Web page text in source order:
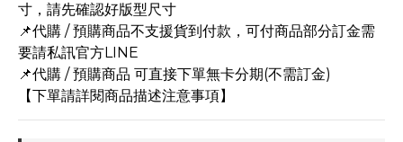
寸，請先確認好版型尺寸
📌代購 / 預購商品不支援貨到付款，可付商品部分訂金需
要請私訊官方LINE
📌代購 / 預購商品 可直接下單無卡分期(不需訂金)
【下單請詳閱商品描述注意事項】